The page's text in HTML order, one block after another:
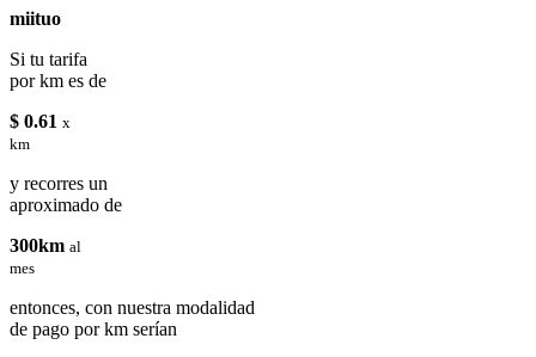
miituo
Si tu tarifa
por km es de
$ 0.61 x
km
y recorres un
aproximado de
300km al
mes
entonces, con nuestra modalidad
de pago por km serían